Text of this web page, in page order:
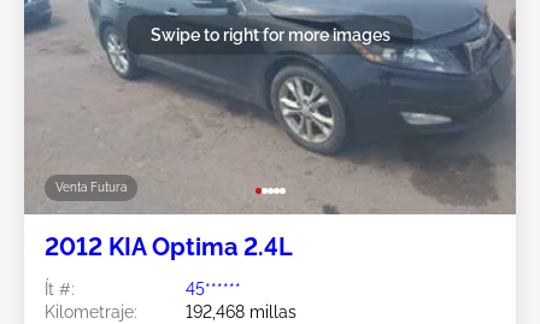
Venta Futura
Swipe to right for more images
2012 KIA Optima 2.4L
Ít #:
45******
Kilometraje:
192,468 millas